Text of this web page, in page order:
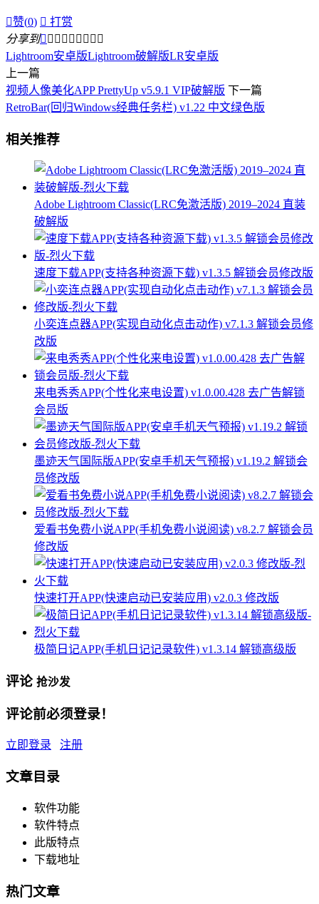
赞(0)  打赏
分享到        
Lightroom安卓版Lightroom破解版LR安卓版
上一篇
视频人像美化APP PrettyUp v5.9.1 VIP破解版 下一篇
RetroBar(回归Windows经典任务栏) v1.22 中文绿色版
相关推荐
Adobe Lightroom Classic(LRC免激活版) 2019–2024 直装
破解版
速度下载APP(支持各种资源下载) v1.3.5 解锁会员修改版
小奕连点器APP(实现自动化点击动作) v7.1.3 解锁会员修
改版
来电秀秀APP(个性化来电设置) v1.0.00.428 去广告解锁
会员版
墨迹天气国际版APP(安卓手机天气预报) v1.19.2 解锁会
员修改版
爱看书免费小说APP(手机免费小说阅读) v8.2.7 解锁会员
修改版
快速打开APP(快速启动已安装应用) v2.0.3 修改版
极简日记APP(手机日记记录软件) v1.3.14 解锁高级版
评论 抢沙发
评论前必须登录！
立即登录 注册
文章目录
软件功能
软件特点
此版特点
下载地址
热门文章